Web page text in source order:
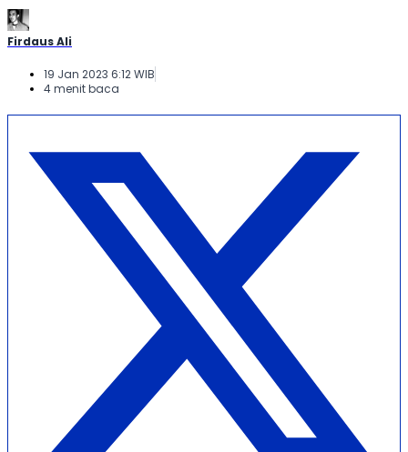
Firdaus Ali
19 Jan 2023 6:12 WIB
4 menit baca